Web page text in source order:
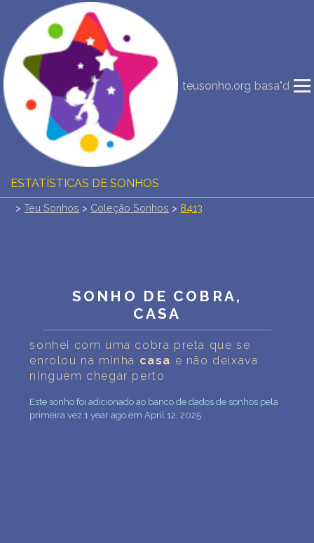
teusonho.org basa"d
NOVA INTERPRETAÇÃO DOS SONHOS
DIÁRIO DOS SEUS SONHOS (0)
DICIONÁRIO DE SÍMBOLOS DOS SONHOS
COLEÇÃO SONHOS
ESTATÍSTICAS DE SONHOS
SONHOS COMUNS
INTERPRETAÇÃO PESSOAL DOS SONHOS
SOBRE NÓS
POLÍTICA DE PRIVACIDADE
TERMOS DE USO
>Teu Sonhos > Coleção Sonhos > 8413
SONHO DE COBRA,
CASA
sonhei com uma cobra preta que se
enrolou na minha casa e não deixava
ninguem chegar perto
Este sonho foi adicionado ao banco de dados de sonhos pela
primeira vez 1 year ago em April 12, 2025